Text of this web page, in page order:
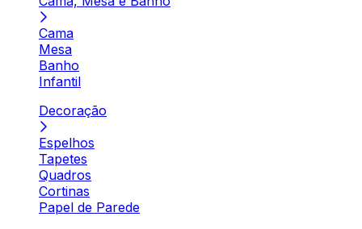
Cama
Mesa
Banho
Infantil
Decoração
Espelhos
Tapetes
Quadros
Cortinas
Papel de Parede